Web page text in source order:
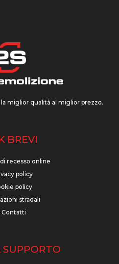
miglior qualità al miglior prezzo.
BREVI
recesso online
policy
policy
stradali
Contatti